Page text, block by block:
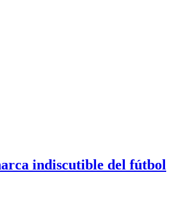
indiscutible del fútbol